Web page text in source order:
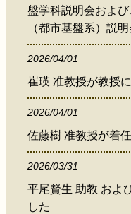
盤学科説明会およ
（都市基盤系）説
2026/04/01
崔瑛 准教授が教授
2026/04/01
佐藤樹 准教授が着
2026/03/31
平尾賢生 助教 およ
した